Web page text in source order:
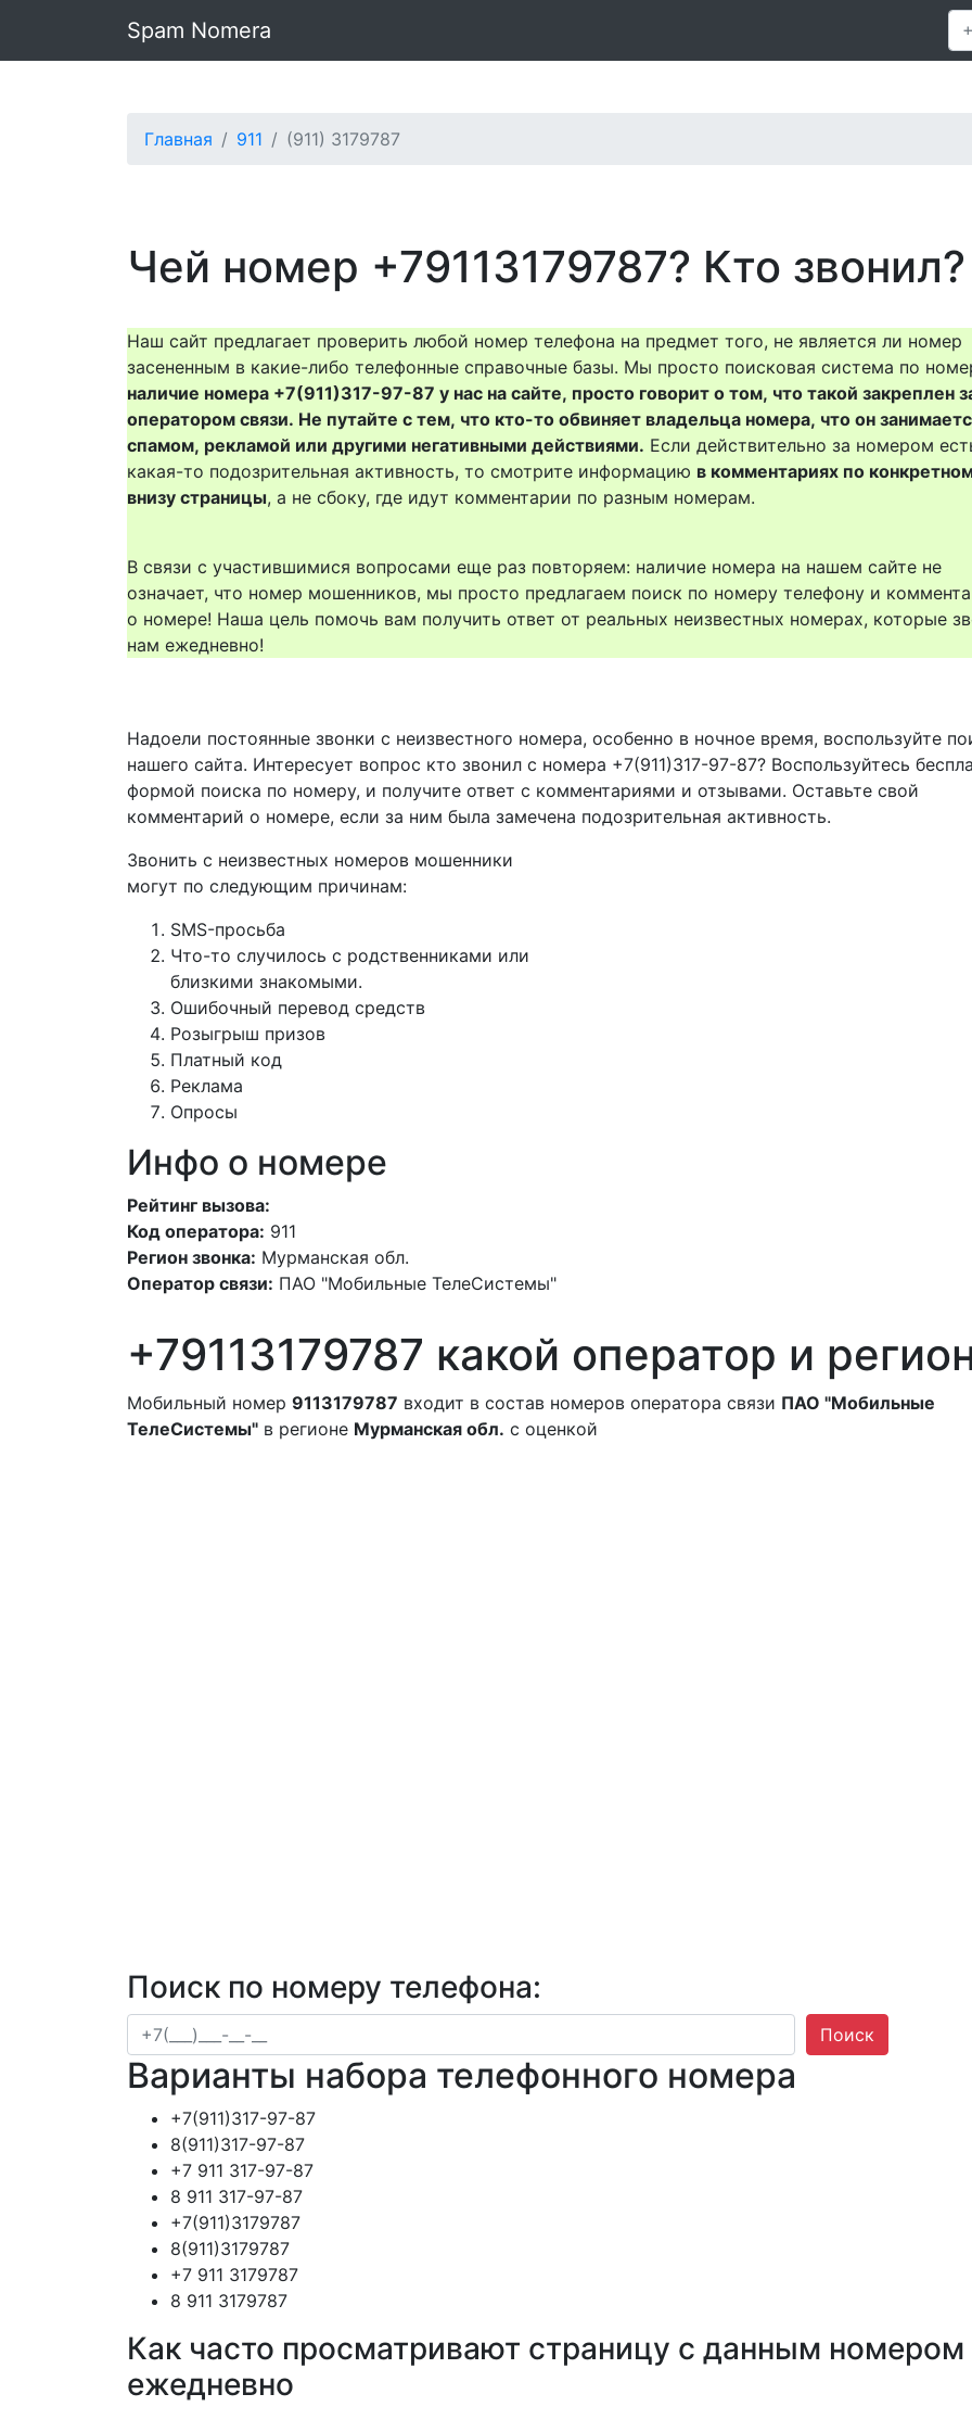
Spam Nomera
Главная 911 (911) 3179787
Чей номер +79113179787? Кто звонил?
Наш сайт предлагает проверить любой номер телефона на предмет того, не является ли номер
засененным в какие-либо телефонные справочные базы. Мы просто поисковая система по
наличие номера +7(911)317-97-87 у нас на сайте, просто говорит о том, что такой закреплен
оператором связи. Не путайте с тем, что кто-то обвиняет владельца номера, что он
спамом, рекламой или другими негативными действиями. Если действительно за номером
какая-то подозрительная активность, то смотрите информацию в комментариях по
внизу страницы, а не сбоку, где идут комментарии по разным номерам.
В связи с участившимися вопросами еще раз повторяем: наличие номера на нашем сайте не
означает, что номер мошенников, мы просто предлагаем поиск по номеру телефону и
о номере! Наша цель помочь вам получить ответ от реальных неизвестных номерах, которые
нам ежедневно!
Надоели постоянные звонки с неизвестного номера, особенно в ночное время, воспользуйте
нашего сайта. Интересует вопрос кто звонил с номера +7(911)317-97-87? Воспользуйтесь
формой поиска по номеру, и получите ответ с комментариями и отзывами. Оставьте свой
комментарий о номере, если за ним была замечена подозрительная активность.
Звонить с неизвестных номеров мошенники
могут по следующим причинам:
SMS-просьба
Что-то случилось с родственниками или
близкими знакомыми.
Ошибочный перевод средств
Розыгрыш призов
Платный код
Реклама
Опросы
Инфо о номере
Рейтинг вызова:
Код оператора: 911
Регион звонка: Мурманская обл.
Оператор связи: ПАО "Мобильные ТелеСистемы"
+79113179787 какой оператор и
Мобильный номер 9113179787 входит в состав номеров оператора связи ПАО "Мобильные
ТелеСистемы" в регионе Мурманская обл. с оценкой
Поиск по номеру телефона:
Поиск
Варианты набора телефонного номера
+7(911)317-97-87
8(911)317-97-87
+7 911 317-97-87
8 911 317-97-87
+7(911)3179787
8(911)3179787
+7 911 3179787
8 911 3179787
Как часто просматривают страницу с данным номером
ежедневно